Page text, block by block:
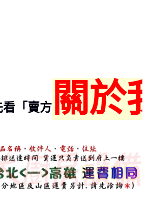
看「賣方 關於